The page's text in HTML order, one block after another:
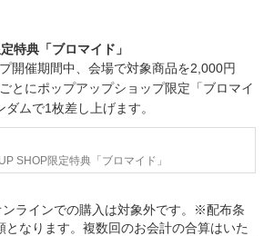
特典「ブロマイド」
開催期間中、会場で対象商品を2,000円
とにポップアップショップ限定「ブロマイ
ダムで1枚差し上げます。
SHOP限定特典「ブロマイド」
ラインでの購入は対象外です。※配布条
となります。複数回のお会計の合算はいた